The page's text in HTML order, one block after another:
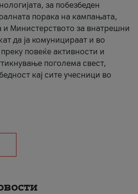
за побезбеден
порака на кампањата,
и Министерството за внатрешни
да ја комуницираат и во
повеќе активности и
поголема свест,
кај сите учесници во